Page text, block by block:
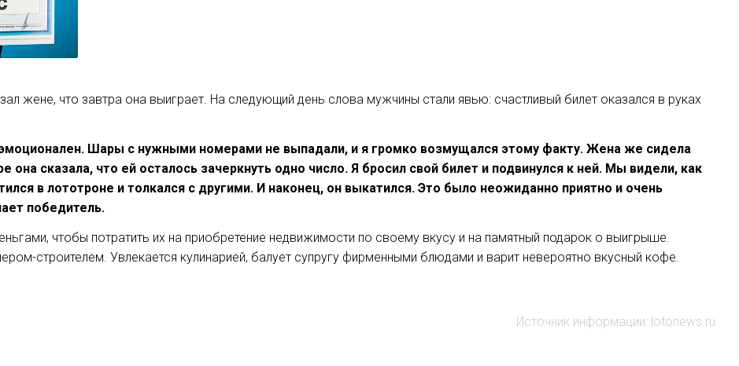
жене, что завтра она выиграет. На следующий день слова мужчины стали явью: счастливый билет оказался в руках
Шары с нужными номерами не выпадали, и я громко возмущался этому факту. Жена же сидела
она сказала, что ей осталось зачеркнуть одно число. Я бросил свой билет и подвинулся к ней. Мы видели, как
в лототроне и толкался с другими. И наконец, он выкатился. Это было неожиданно приятно и очень
победитель.
чтобы потратить их на приобретение недвижимости по своему вкусу и на памятный подарок о выигрыше.
строителем. Увлекается кулинарией, балует супругу фирменными блюдами и варит невероятно вкусный кофе.
Источник информации: lotonews.ru